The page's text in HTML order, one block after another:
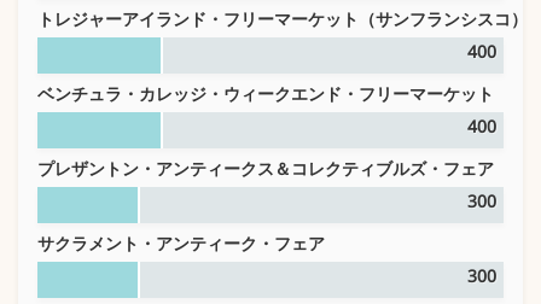
トレジャーアイランド・フリーマーケット（サンフランシスコ）
400
ベンチュラ・カレッジ・ウィークエンド・フリーマーケット
400
プレザントン・アンティークス＆コレクティブルズ・フェア
300
サクラメント・アンティーク・フェア
300